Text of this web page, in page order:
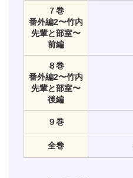
７巻
番外編2〜竹内
先輩と部室〜
前編
８巻
番外編2〜竹内
先輩と部室〜
後編
９巻
全巻